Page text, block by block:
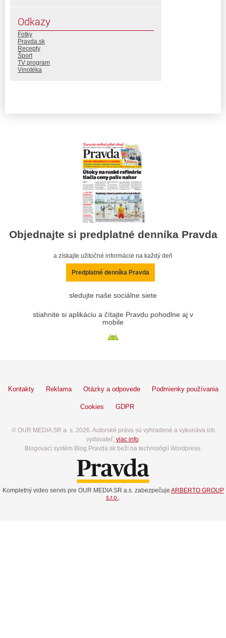
Odkazy
Fotky
Pravda.sk
Recepty
Šport
TV program
Vinotéka
Objednajte si predplatné denníka Pravda
a získajte užitočné informácie na každý deň
Predplatné denníka Pravda
sledujte naše sociálne siete
stiahnite si aplikáciu a čítajte Pravdu pohodlne aj v
mobile
Kontakty Reklama Otázky a odpovede Podmienky používania
Cookies GDPR
© OUR MEDIA SR a. s. 2026. Autorské práva sú vyhradené a vykonáva ich
vydavateľ, viac info.
Blogovací systém Blog.Pravda.sk beží na technológií Wordpress.
Kompletný video servis pre OUR MEDIA SR a.s. zabezpečuje ARBERTO GROUP
s.r.o.